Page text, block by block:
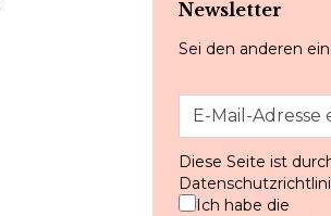
Newsletter
Sei den anderen
Diese Seite ist
Ich habe die